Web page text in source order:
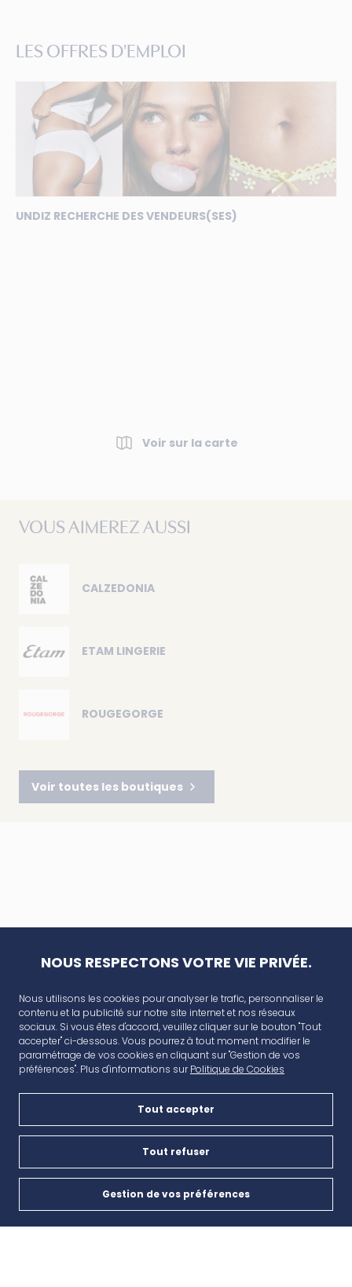
LES OFFRES D'EMPLOI
UNDIZ RECHERCHE DES VENDEURS(SES)
Voir sur la carte
VOUS AIMEREZ AUSSI
CALZEDONIA
ETAM LINGERIE
ROUGEGORGE
Voir toutes les boutiques
AVANT CAP
Plan de campagne, CD6, 13480 Cabriès
Nous contacter
04 42 46 65 35
NOUS RESPECTONS VOTRE VIE PRIVÉE.
Nous utilisons les cookies pour analyser le trafic, personnaliser le
contenu et la publicité sur notre site internet et nos réseaux
sociaux. Si vous êtes d'accord, veuillez cliquer sur le bouton "Tout
accepter" ci-dessous. Vous pourrez à tout moment modifier le
paramétrage de vos cookies en cliquant sur "Gestion de vos
préférences". Plus d'informations surPolitique de Cookies
Tout accepter
Tout refuser
Gestion de vos préférences